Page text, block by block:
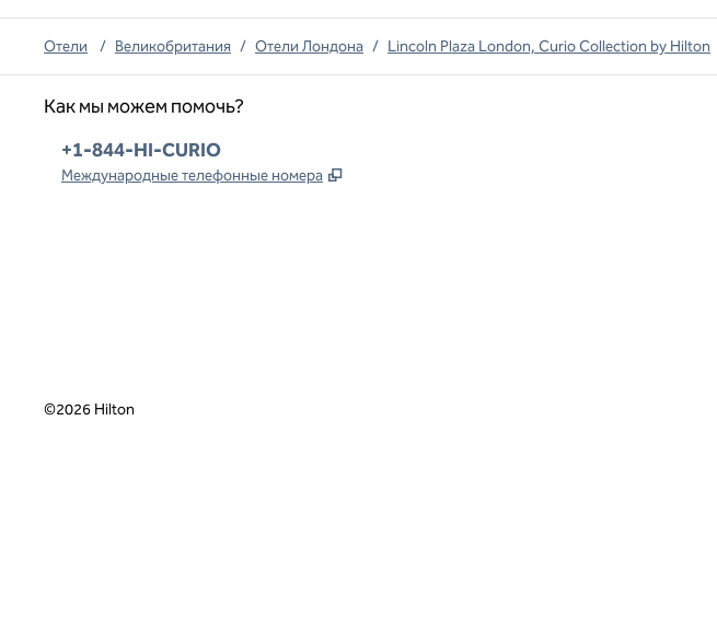
Отели / Великобритания / Отели Лондона / Lincoln Plaza London, Curio Collection by Hilton
Как мы можем помочь?
Телефон:
+1-844-HI-CURIO
Международные телефонные номера ,
©2026 Hilton